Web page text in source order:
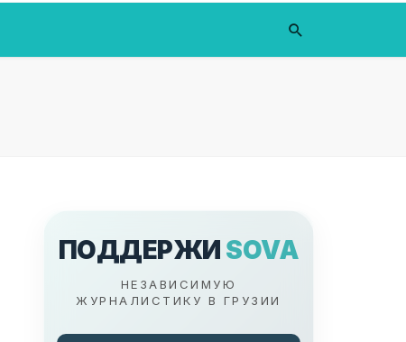
ПОДДЕРЖИ SOVA
НЕЗАВИСИМУЮ
ЖУРНАЛИСТИКУ В ГРУЗИИ